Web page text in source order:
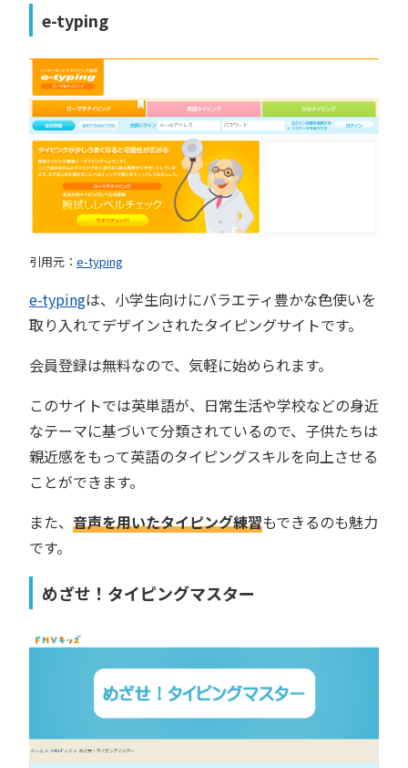
e-typing
引用元： e-typing
e-typingは、小学生向けにバラエティ豊かな色使いを
取り入れてデザインされたタイピングサイトです。
会員登録は無料なので、気軽に始められます。
このサイトでは英単語が、日常生活や学校などの身近
なテーマに基づいて分類されているので、子供たちは
親近感をもって英語のタイピングスキルを向上させる
ことができます。
また、 音声を用いたタイピング練習もできるのも魅力
です。
めざせ！タイピングマスター